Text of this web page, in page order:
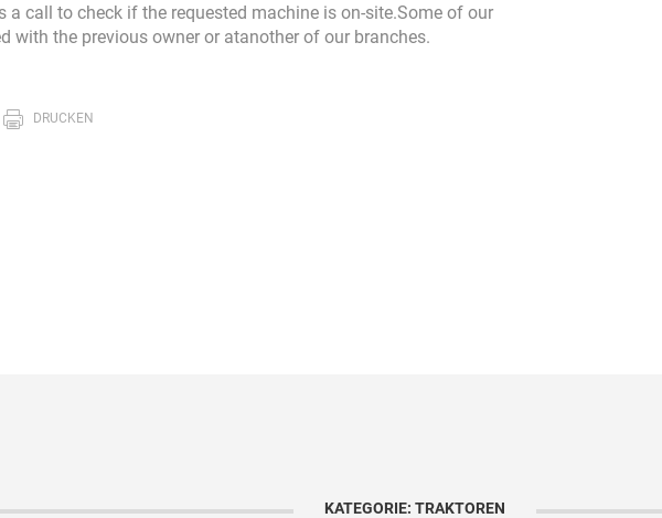
a call to check if the requested machine is on-site.Some of our
with the previous owner or atanother of our branches.
DRUCKEN
KATEGORIE: TRAKTOREN